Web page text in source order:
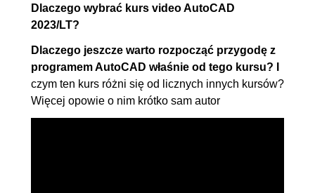
10.1. Ogólna metoda edycji,
usuwanie obiektów
10.2. Przekształcenia o wektor
00:04:07
10.3. Przesuwanie i kopiowanie
obiektów
00:07:21
Dlaczego wybrać kurs video AutoCAD
2023/LT?
Dlaczego jeszcze warto rozpocząć przygodę z
programem AutoCAD właśnie od tego kursu? I
czym ten kurs różni się od licznych innych kursów?
Więcej opowie o nim krótko sam autor